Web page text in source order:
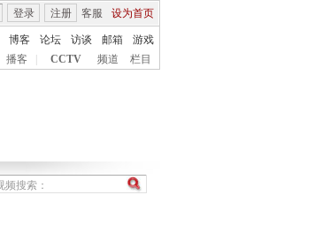
客服 设为首页
登录 注册
博客 论坛 访谈 邮箱
游戏
播客 CCTV 频道 栏目